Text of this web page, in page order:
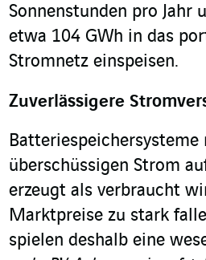
Sonnenstunden pro Jahr
etwa 104 GWh in das
Stromnetz einspeisen.
Zuverlässigere
Batteriespeichersysteme
überschüssigen Strom
erzeugt als verbraucht
Marktpreise zu stark
spielen deshalb eine